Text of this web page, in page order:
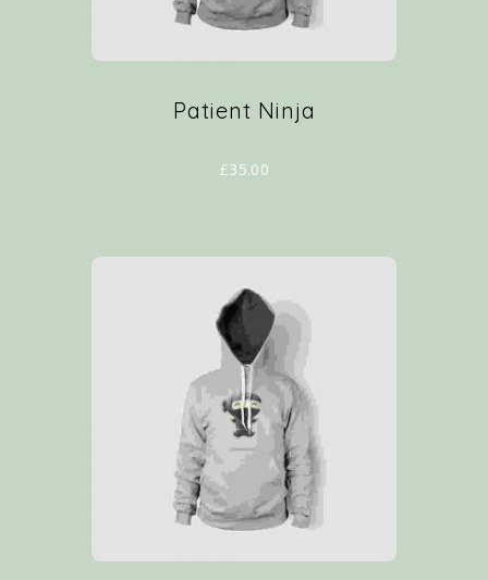
Patient Ninja
£35.00